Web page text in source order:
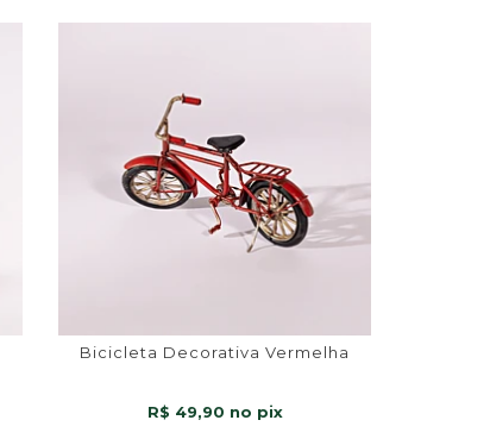
Bicicleta Decorativa Vermelha
R$ 49,90